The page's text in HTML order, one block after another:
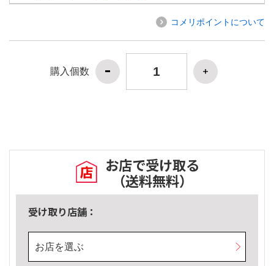
コメリポイントについて
購入個数
お店で受け取る
（送料無料）
受け取り店舗：
お店を選ぶ